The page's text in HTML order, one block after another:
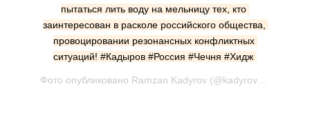
пытаться лить воду на мельницу тех, кто
заинтересован в расколе российского общества,
провоцировании резонансных конфликтных
ситуаций! #Кадыров #Россия #Чечня #Хидж
Фото опубликовано Ramzan Kadyrov (@kadyrov_95) Янв 25 2017 в 8:43 PST